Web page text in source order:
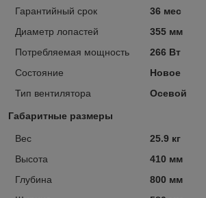
Гарантийный срок
36 мес
Диаметр лопастей
355 мм
Потребляемая мощность
266 Вт
Состояние
Новое
Тип вентилятора
Осевой
Габаритные размеры
Вес
25.9 кг
Высота
410 мм
Глубина
800 мм